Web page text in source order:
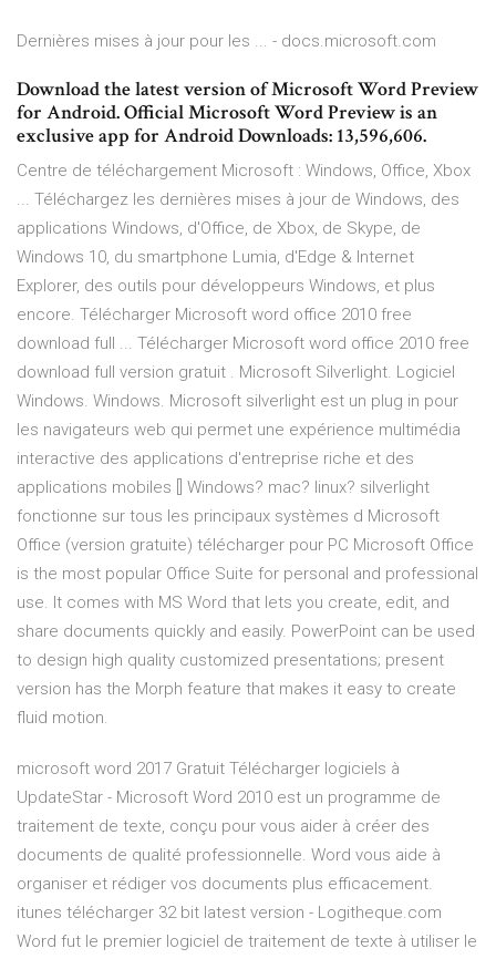
Dernières mises à jour pour les ... - docs.microsoft.com
Download the latest version of Microsoft Word Preview
for Android. Official Microsoft Word Preview is an
exclusive app for Android Downloads: 13,596,606.
Centre de téléchargement Microsoft : Windows, Office, Xbox
... Téléchargez les dernières mises à jour de Windows, des
applications Windows, d'Office, de Xbox, de Skype, de
Windows 10, du smartphone Lumia, d'Edge & Internet
Explorer, des outils pour développeurs Windows, et plus
encore. Télécharger Microsoft word office 2010 free
download full ... Télécharger Microsoft word office 2010 free
download full version gratuit . Microsoft Silverlight. Logiciel
Windows. Windows. Microsoft silverlight est un plug in pour
les navigateurs web qui permet une expérience multimédia
interactive des applications d'entreprise riche et des
applications mobiles [] Windows? mac? linux? silverlight
fonctionne sur tous les principaux systèmes d Microsoft
Office (version gratuite) télécharger pour PC Microsoft Office
is the most popular Office Suite for personal and professional
use. It comes with MS Word that lets you create, edit, and
share documents quickly and easily. PowerPoint can be used
to design high quality customized presentations; present
version has the Morph feature that makes it easy to create
fluid motion.
microsoft word 2017 Gratuit Télécharger logiciels à
UpdateStar - Microsoft Word 2010 est un programme de
traitement de texte, conçu pour vous aider à créer des
documents de qualité professionnelle. Word vous aide à
organiser et rédiger vos documents plus efficacement.
itunes télécharger 32 bit latest version - Logitheque.com
Word fut le premier logiciel de traitement de texte à utiliser le